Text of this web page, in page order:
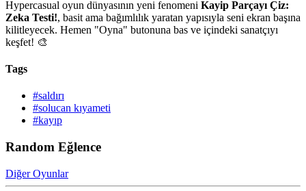
Hypercasual oyun dünyasının yeni fenomeni Kayip Parçayı Çiz:
Zeka Testi!, basit ama bağımlılık yaratan yapısıyla seni ekran başına
kilitleyecek. Hemen "Oyna" butonuna bas ve içindeki sanatçıyı
keşfet! 🎨
Tags
#saldırı
#solucan kıyameti
#kayıp
Random Eğlence
Diğer Oyunlar